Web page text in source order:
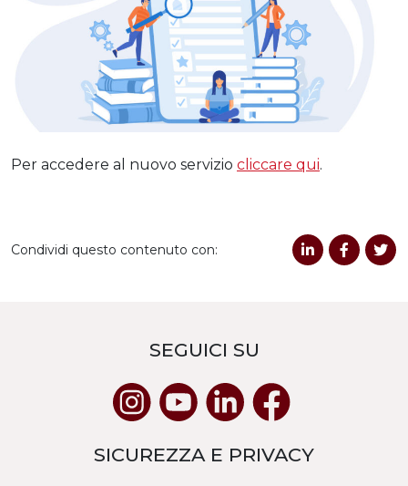
Per accedere al nuovo servizio cliccare qui.
Condividi questo contenuto con:
SEGUICI SU
SICUREZZA E PRIVACY